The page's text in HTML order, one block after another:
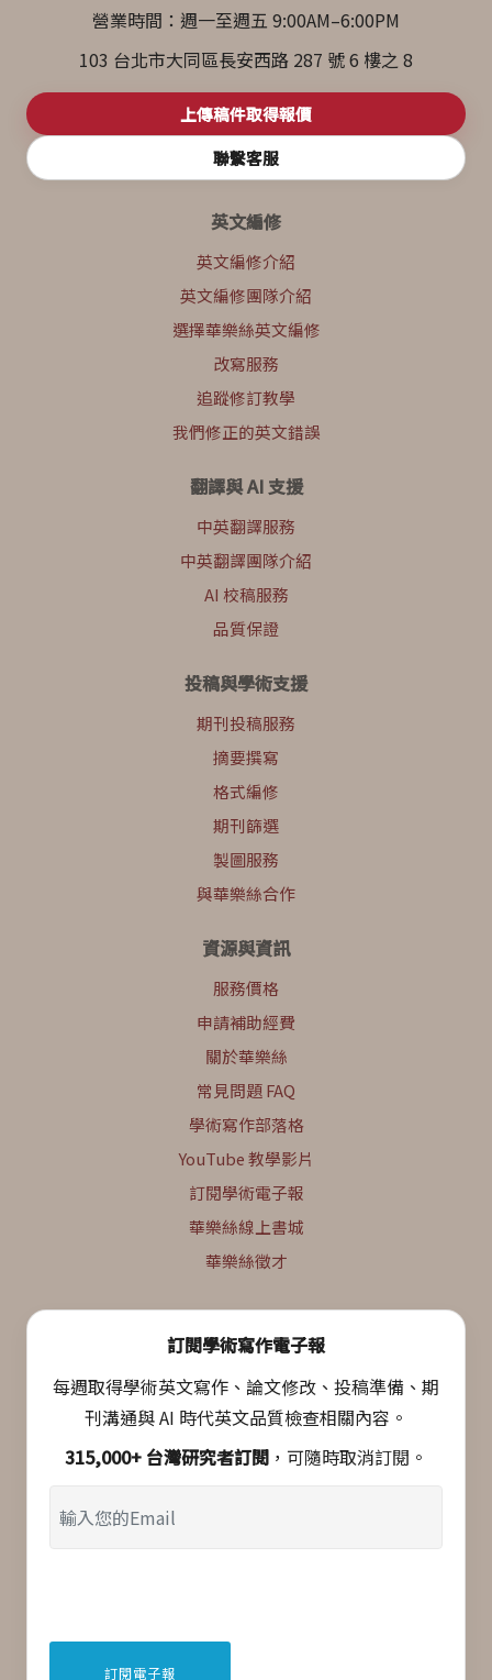
營業時間：週一至週五 9:00AM–6:00PM
103 台北市大同區長安西路 287 號 6 樓之 8
上傳稿件取得報價
聯繫客服
英文編修
英文編修介紹
英文編修團隊介紹
選擇華樂絲英文編修
改寫服務
追蹤修訂教學
我們修正的英文錯誤
翻譯與 AI 支援
中英翻譯服務
中英翻譯團隊介紹
AI 校稿服務
品質保證
投稿與學術支援
期刊投稿服務
摘要撰寫
格式編修
期刊篩選
製圖服務
與華樂絲合作
資源與資訊
服務價格
申請補助經費
關於華樂絲
常見問題 FAQ
學術寫作部落格
YouTube 教學影片
訂閱學術電子報
華樂絲線上書城
華樂絲徵才
訂閱學術寫作電子報
每週取得學術英文寫作、論文修改、投稿準備、期
刊溝通與 AI 時代英文品質檢查相關內容。
315,000+ 台灣研究者訂閱 ，可隨時取消訂閱。